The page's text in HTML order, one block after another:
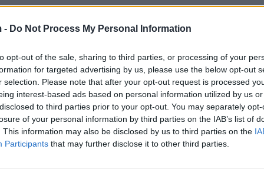
- Do Not Process My Personal Information
opt-out of the sale, sharing to third parties, or processing of your
for targeted advertising by us, please use the below opt-out
selection. Please note that after your opt-out request is processed
interest-based ads based on personal information utilized by us
to third parties prior to your opt-out. You may separately
of your personal information by third parties on the IAB’s list of
This information may also be disclosed by us to third parties on the
Participants that may further disclose it to other third parties.